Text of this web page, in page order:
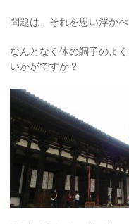
問題は、それを思い浮か
なんとなく体の調子のよ
いかがですか？